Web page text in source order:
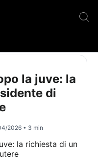
la juve: la
di
2026 • 3 min